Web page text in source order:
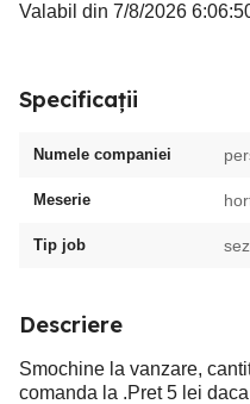
Valabil din 7/8/2026
Specificații
Numele companiei
Meserie
Tip job
Descriere
Smochine la vanzare,
comanda la .Pret 5 lei